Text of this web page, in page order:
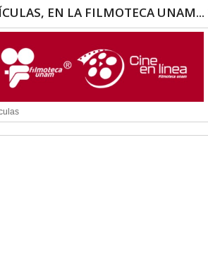
EN LA FILMOTECA UNAM...